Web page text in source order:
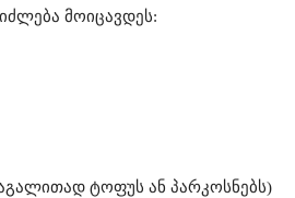
მოიცავდეს:
ტოფუს ან პარკოსნებს)